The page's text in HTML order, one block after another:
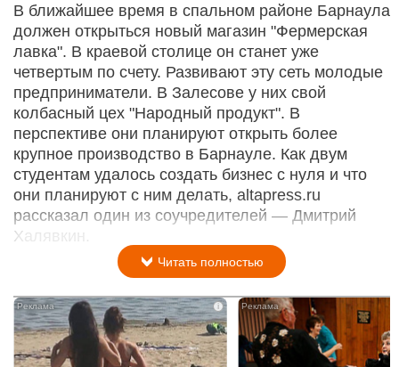
В ближайшее время в спальном районе Барнаула
должен открыться новый магазин "Фермерская
лавка". В краевой столице он станет уже
четвертым по счету. Развивают эту сеть молодые
предприниматели. В Залесове у них свой
колбасный цех "Народный продукт". В
перспективе они планируют открыть более
крупное производство в Барнауле. Как двум
студентам удалось создать бизнес с нуля и что
они планируют с ним делать, altapress.ru
рассказал один из соучредителей — Дмитрий
Халявкин.
Читать полностью
i